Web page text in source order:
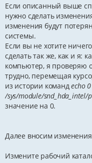
Если описанный выше
нужно сделать
изменения будут
системы.
Если вы не хотите
сделать так же, как и я:
компьютер, я проверяю
трудно, перемещая
из истории командecho
/sys/module/snd_hda_intel/
значение на 0.
Далее вносим
Измените рабочий